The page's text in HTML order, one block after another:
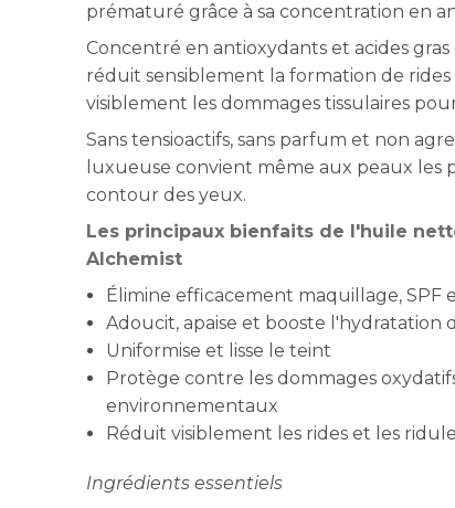
prématuré grâce à sa concentration en
Concentré en antioxydants et acides gras
réduit sensiblement la formation de
visiblement les dommages tissulaires
Sans tensioactifs, sans parfum et non
luxueuse convient même aux peaux les
contour des yeux.
Les principaux bienfaits de l'huile
Alchemist
Élimine efficacement maquillage,
Adoucit, apaise et booste l'hydratation
Uniformise et lisse le teint
Protège contre les dommages
environnementaux
Réduit visiblement les rides et les
Ingrédients essentiels